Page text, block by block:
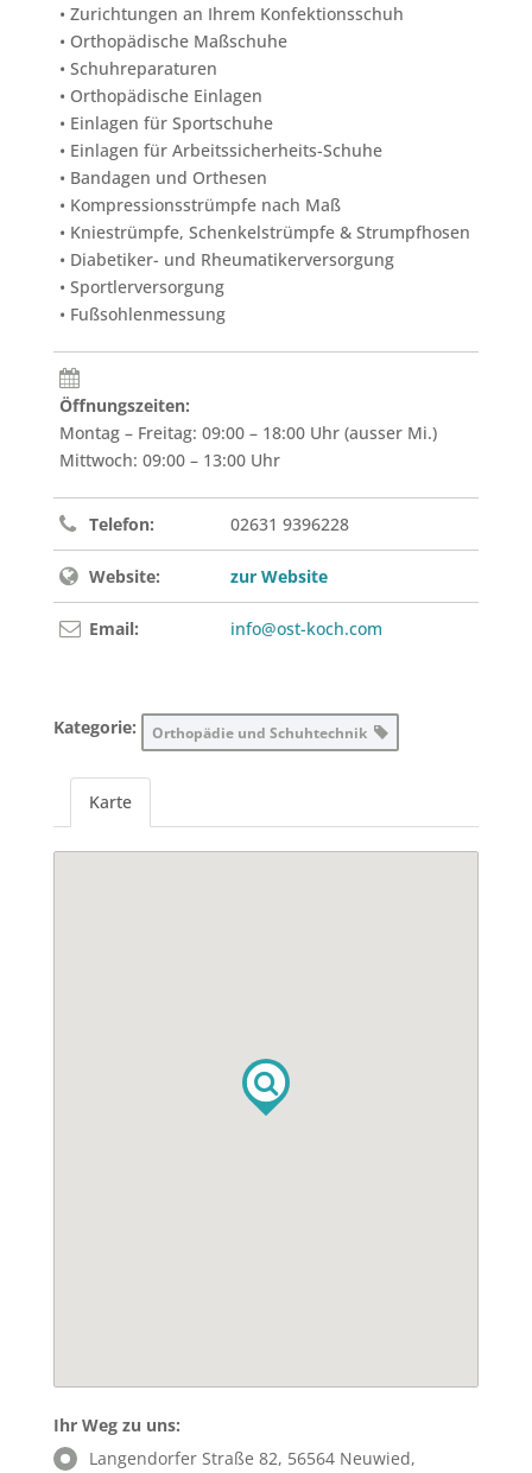
• Zurichtungen an Ihrem Konfektionsschuh
• Orthopädische Maßschuhe
• Schuhreparaturen
• Orthopädische Einlagen
• Einlagen für Sportschuhe
• Einlagen für Arbeitssicherheits-Schuhe
• Bandagen und Orthesen
• Kompressionsstrümpfe nach Maß
• Kniestrümpfe, Schenkelstrümpfe & Strumpfhosen
• Diabetiker- und Rheumatikerversorgung
• Sportlerversorgung
• Fußsohlenmessung
Öffnungszeiten:
Montag – Freitag: 09:00 – 18:00 Uhr (ausser Mi.)
Mittwoch: 09:00 – 13:00 Uhr
Telefon: 02631 9396228
Website: zur Website
Email: info@ost-koch.com
Kategorie: Orthopädie und Schuhtechnik
Karte
Ihr Weg zu uns:
Langendorfer Straße 82, 56564 Neuwied,